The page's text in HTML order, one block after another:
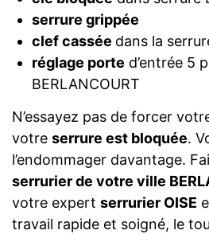
serrure grippée
clef cassée dans la
réglage porte d’entrée 5
BERLANCOURT
N’essayez pas de forcer
votre serrure est bloquée.
l’endommager davantage.
serrurier de votre ville
votre expert serrurier OISE
travail rapide et soigné, le